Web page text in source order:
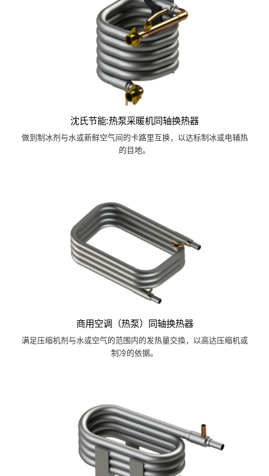
沈氏节能:热泵采暖机同轴换热器
做到制冰剂与水或新鲜空气间的卡路里互换，以达标制冰或电辅热
的目地。
商用空调（热泵）同轴换热器
满足压缩机剂与水或空气的范围内的发热量交換，以高达压缩机或
制冷的依据。